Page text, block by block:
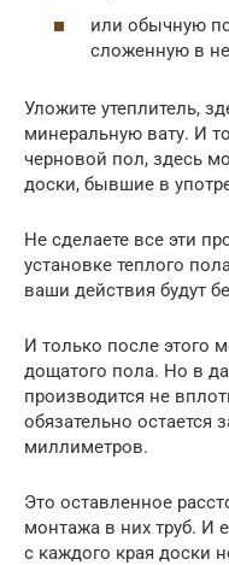
или обычную
сложенную в
Уложите утеплитель,
минеральную вату. И
черновой пол, здесь
доски, бывшие в
Не сделаете все эти
установке теплого
ваши действия будут
И только после этого
дощатого пола. Но в
производится не
обязательно остается
миллиметров.
Это оставленное
монтажа в них труб. И
с каждого края доски